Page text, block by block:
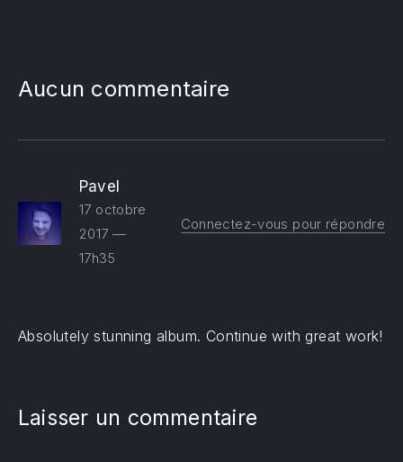
Aucun commentaire
Pavel
17 octobre
2017 —
17h35
Connectez-vous pour répondre
Absolutely stunning album. Continue with great work!
Laisser un commentaire